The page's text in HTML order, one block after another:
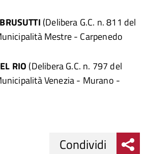
(Delibera G.C. n. 811 del
Mestre - Carpenedo
RIO (Delibera G.C. n. 797 del
Venezia - Murano -
Condividi